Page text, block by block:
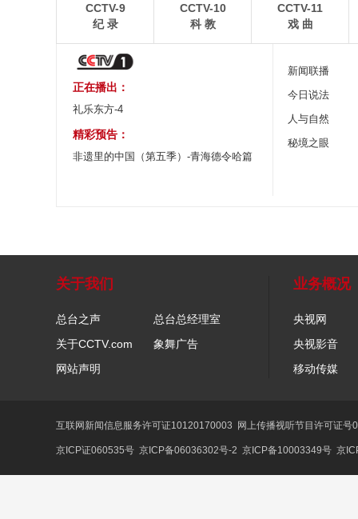
CCTV-9
纪 录
CCTV-10
科 教
CCTV-11
戏 曲
正在播出：
礼乐东方-4
精彩预告：
非遗里的中国（第五季）-青海德令哈篇
新闻联播
今日说法
人与自然
秘境之眼
关于我们
总台之声
总台总经理室
关于CCTV.com
象舞广告
网站声明
业务概况
央视网
央视影音
移动传媒
互联网新闻信息服务许可证10120170003 网上传播视听节目许可证
京ICP证060535号 京ICP备06036302号-2 京ICP备10003349号 京